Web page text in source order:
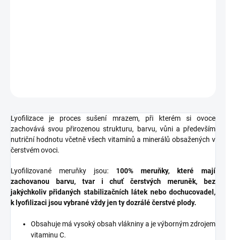
Lyofilizace je proces sušení mrazem, při kterém si ovoce
zachovává svou přirozenou strukturu, barvu, vůni a především
nutriční hodnotu včetně všech vitamínů a minerálů obsažených v
čerstvém ovoci.
Lyofilizované meruňky jsou: 100% meruňky, které mají
zachovanou barvu, tvar i chuť čerstvých meruněk, bez
jakýchkoliv přidaných stabilizačních látek nebo dochucovadel,
k lyofilizaci jsou vybrané vždy jen ty dozrálé čerstvé plody.
Obsahuje má vysoký obsah vlákniny a je výborným zdrojem
vitaminu C.